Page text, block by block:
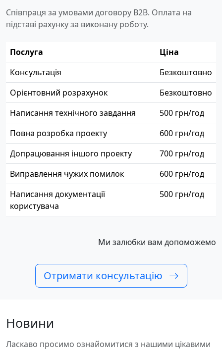
Співпраця за умовами договору B2B. Оплата на
підставі рахунку за виконану роботу.
Послуга
Ціна
Консультація
Безкоштовно
Орієнтовний розрахунок
Безкоштовно
Написання технічного завдання
500 грн/год
Повна розробка проекту
600 грн/год
Допрацювання іншого проекту
700 грн/год
Виправлення чужих помилок
600 грн/год
Написання документації
користувача
500 грн/год
Ми залюбки вам допоможемо
Отримати консультацію
Новини
Ласкаво просимо ознайомитися з нашими цікавими